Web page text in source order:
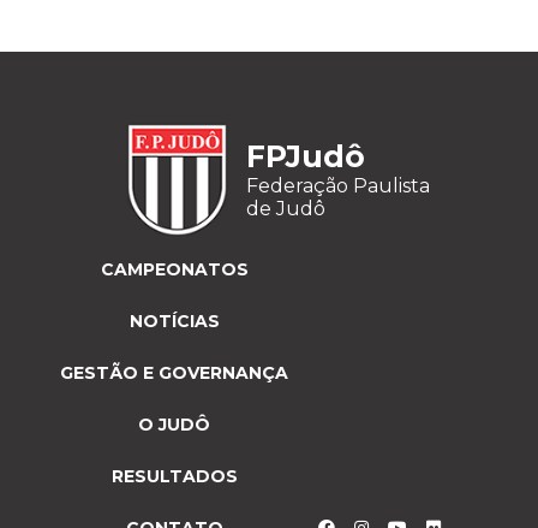
FPJudô
Federação Paulista
de Judô
CAMPEONATOS
NOTÍCIAS
GESTÃO E GOVERNANÇA
O JUDÔ
RESULTADOS